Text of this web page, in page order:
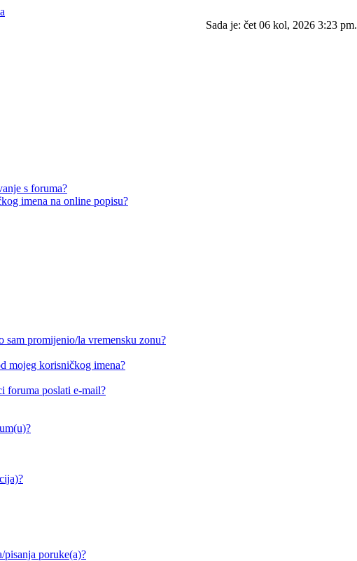
Sada je: čet 06 kol, 2026 3:23 pm.
s foruma?
imena na online popisu?
sam promijenio/la vremensku zonu?
mojeg korisničkog imena?
foruma poslati e-mail?
poruke(a)?